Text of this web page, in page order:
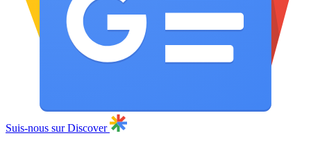
Suis-nous sur Discover